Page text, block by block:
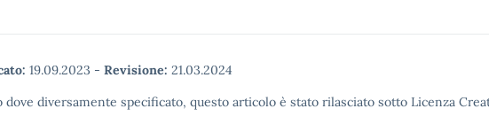
19.09.2023 - Revisione: 21.03.2024
dove diversamente specificato, questo articolo è stato rilasciato sotto Licenza